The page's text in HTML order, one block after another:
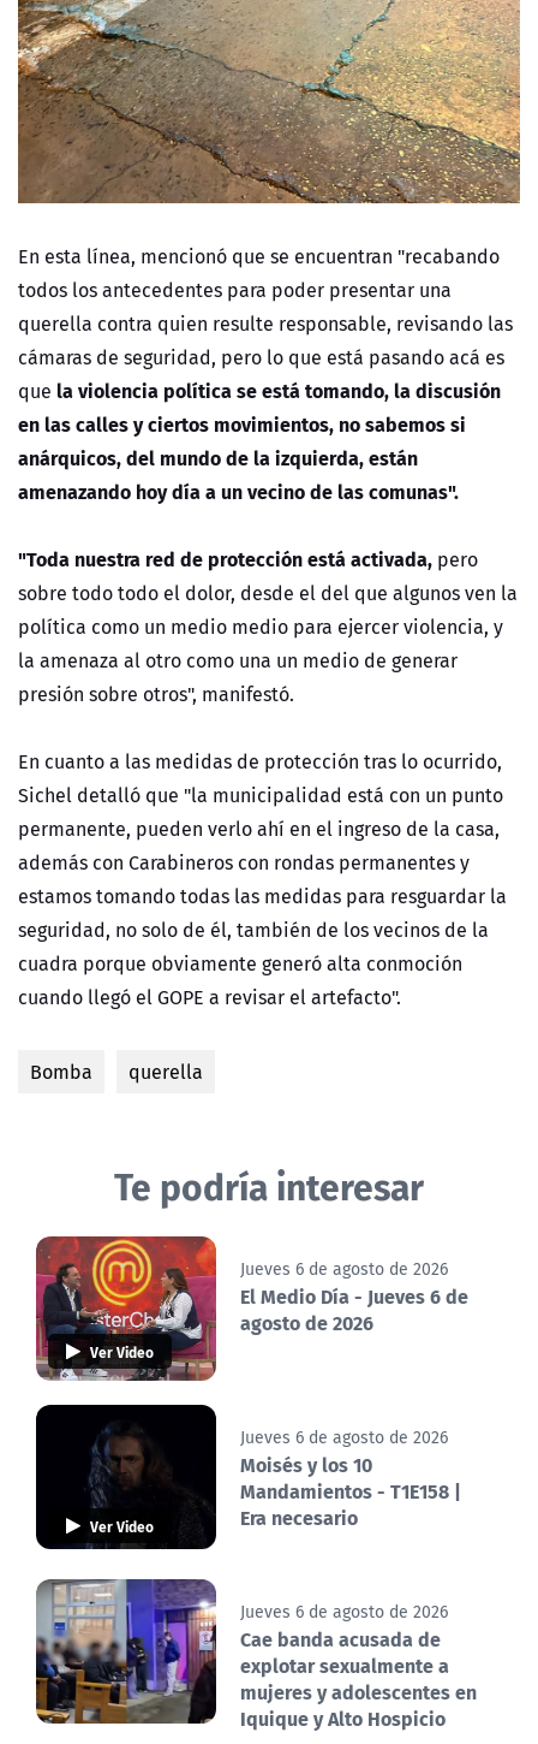
En esta línea, mencionó que se encuentran "recabando
todos los antecedentes para poder presentar una
querella contra quien resulte responsable, revisando las
cámaras de seguridad, pero lo que está pasando acá es
que la violencia política se está tomando, la discusión
en las calles y ciertos movimientos, no sabemos si
anárquicos, del mundo de la izquierda, están
amenazando hoy día a un vecino de las comunas".
"Toda nuestra red de protección está activada, pero
sobre todo todo el dolor, desde el del que algunos ven la
política como un medio medio para ejercer violencia, y
la amenaza al otro como una un medio de generar
presión sobre otros", manifestó.
En cuanto a las medidas de protección tras lo ocurrido,
Sichel detalló que "la municipalidad está con un punto
permanente, pueden verlo ahí en el ingreso de la casa,
además con Carabineros con rondas permanentes y
estamos tomando todas las medidas para resguardar la
seguridad, no solo de él, también de los vecinos de la
cuadra porque obviamente generó alta conmoción
cuando llegó el GOPE a revisar el artefacto".
Bomba querella
Te podría interesar
Ver Video
Jueves 6 de agosto de 2026
El Medio Día - Jueves 6 de
agosto de 2026
Ver Video
Jueves 6 de agosto de 2026
Moisés y los 10
Mandamientos - T1E158 |
Era necesario
Jueves 6 de agosto de 2026
Cae banda acusada de
explotar sexualmente a
mujeres y adolescentes en
Iquique y Alto Hospicio